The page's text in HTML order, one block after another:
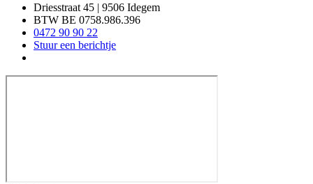
Driesstraat 45 | 9506 Idegem
BTW BE 0758.986.396
0472 90 90 22
Stuur een berichtje